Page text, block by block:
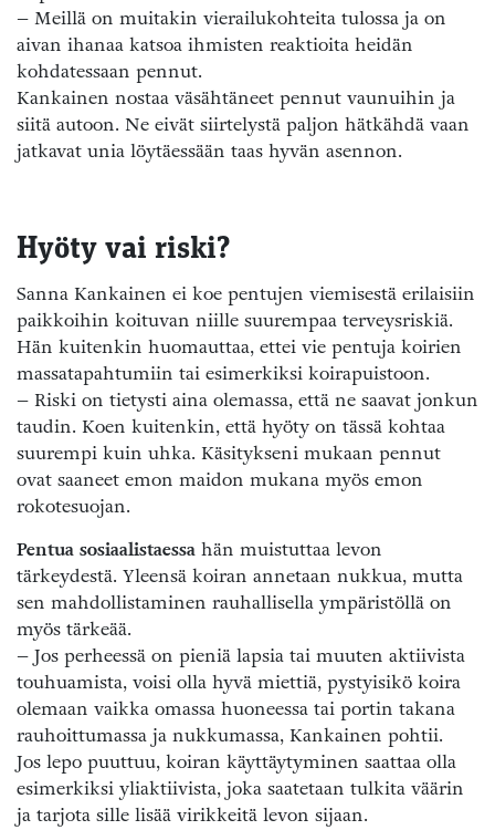
– Meillä on muitakin vierailukohteita tulossa ja on
aivan ihanaa katsoa ihmisten reaktioita heidän
kohdatessaan pennut.
Kankainen nostaa väsähtäneet pennut vaunuihin ja
siitä autoon. Ne eivät siirtelystä paljon hätkähdä vaan
jatkavat unia löytäessään taas hyvän asennon.
Hyöty vai riski?
Sanna Kankainen ei koe pentujen viemisestä erilaisiin
paikkoihin koituvan niille suurempaa terveysriskiä.
Hän kuitenkin huomauttaa, ettei vie pentuja koirien
massatapahtumiin tai esimerkiksi koirapuistoon.
– Riski on tietysti aina olemassa, että ne saavat jonkun
taudin. Koen kuitenkin, että hyöty on tässä kohtaa
suurempi kuin uhka. Käsitykseni mukaan pennut
ovat saaneet emon maidon mukana myös emon
rokotesuojan.
Pentua sosiaalistaessa hän muistuttaa levon
tärkeydestä. Yleensä koiran annetaan nukkua, mutta
sen mahdollistaminen rauhallisella ympäristöllä on
myös tärkeää.
– Jos perheessä on pieniä lapsia tai muuten aktiivista
touhuamista, voisi olla hyvä miettiä, pystyisikö koira
olemaan vaikka omassa huoneessa tai portin takana
rauhoittumassa ja nukkumassa, Kankainen pohtii.
Jos lepo puuttuu, koiran käyttäytyminen saattaa olla
esimerkiksi yliaktiivista, joka saatetaan tulkita väärin
ja tarjota sille lisää virikkeitä levon sijaan.